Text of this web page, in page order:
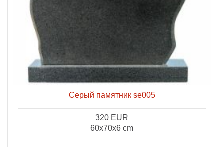
Серый памятник se005
320 EUR
60x70x6 cm